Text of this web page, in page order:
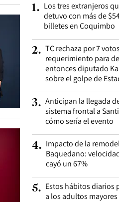
1. Los tres extranjeros
detuvo con más de
billetes en Coquimbo
2. TC rechaza por 7
requerimiento para
entonces diputado
sobre el golpe de
3. Anticipan la llegada
sistema frontal a
cómo sería el evento
4. Impacto de la
Baquedano:
cayó un 67%
5. Estos hábitos diarios
a los adultos